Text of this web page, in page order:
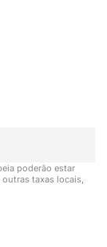
poderão estar
taxas locais,